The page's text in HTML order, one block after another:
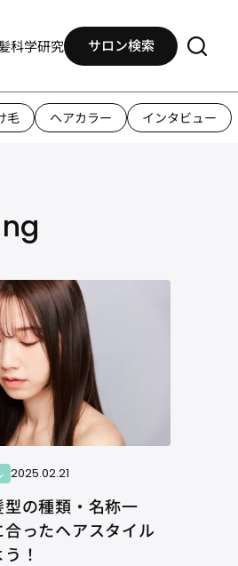
科学研究 サロン検索
毛 ヘアカラー インタビュー
2025.02.21
型の種類・名称一
ったヘアスタイル
！